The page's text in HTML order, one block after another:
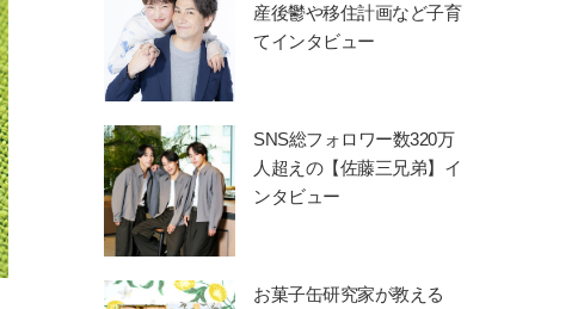
産後鬱や移住計画など子育
てインタビュー
SNS総フォロワー数320万
人超えの【佐藤三兄弟】イ
ンタビュー
お菓子缶研究家が教える